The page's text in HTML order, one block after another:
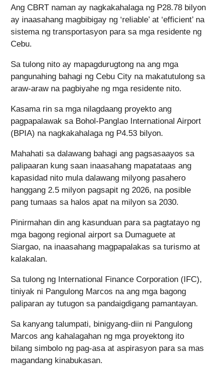
Ang CBRT naman ay nagkakahalaga ng P28.78 bilyon
ay inaasahang magbibigay ng ‘reliable’ at ‘efficient’ na
sistema ng transportasyon para sa mga residente ng
Cebu.
Sa tulong nito ay mapagdurugtong na ang mga
pangunahing bahagi ng Cebu City na makatutulong sa
araw-araw na pagbiyahe ng mga residente nito.
Kasama rin sa mga nilagdaang proyekto ang
pagpapalawak sa Bohol-Panglao International Airport
(BPIA) na nagkakahalaga ng P4.53 bilyon.
Mahahati sa dalawang bahagi ang pagsasaayos sa
palipaaran kung saan inaasahang mapatataas ang
kapasidad nito mula dalawang milyong pasahero
hanggang 2.5 milyon pagsapit ng 2026, na posible
pang tumaas sa halos apat na milyon sa 2030.
Pinirmahan din ang kasunduan para sa pagtatayo ng
mga bagong regional airport sa Dumaguete at
Siargao, na inaasahang magpapalakas sa turismo at
kalakalan.
Sa tulong ng International Finance Corporation (IFC),
tiniyak ni Pangulong Marcos na ang mga bagong
paliparan ay tutugon sa pandaigdigang pamantayan.
Sa kanyang talumpati, binigyang-diin ni Pangulong
Marcos ang kahalagahan ng mga proyektong ito
bilang simbolo ng pag-asa at aspirasyon para sa mas
magandang kinabukasan.